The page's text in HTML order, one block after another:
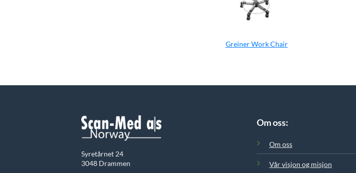
Greiner Work Chair
Syretårnet 24
3048 Drammen
Om oss:
Om oss
Vår visjon og misjon